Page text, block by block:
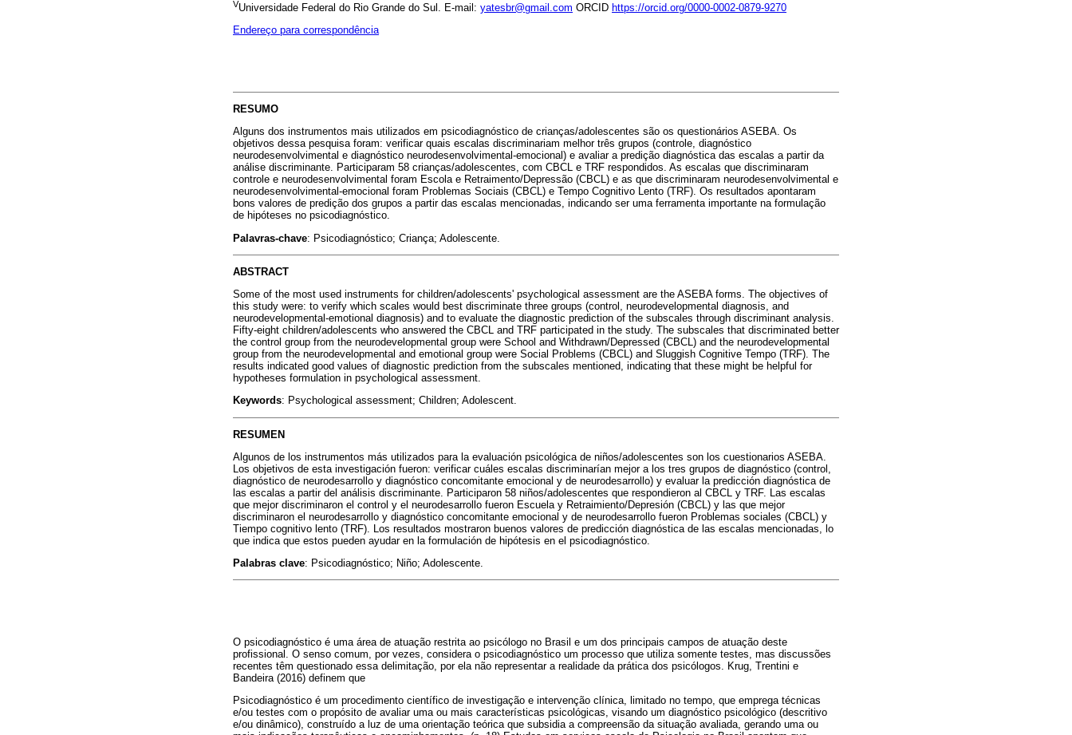
VUniversidade Federal do Rio Grande do Sul. E-mail: yatesbr@gmail.com ORCID https://orcid.org/0000-0002-0879-9270
Endereço para correspondência
RESUMO
Alguns dos instrumentos mais utilizados em psicodiagnóstico de crianças/adolescentes são os questionários ASEBA. Os
objetivos dessa pesquisa foram: verificar quais escalas discriminariam melhor três grupos (controle, diagnóstico
neurodesenvolvimental e diagnóstico neurodesenvolvimental-emocional) e avaliar a predição diagnóstica das escalas a partir da
análise discriminante. Participaram 58 crianças/adolescentes, com CBCL e TRF respondidos. As escalas que discriminaram
controle e neurodesenvolvimental foram Escola e Retraimento/Depressão (CBCL) e as que discriminaram neurodesenvolvimental e
neurodesenvolvimental-emocional foram Problemas Sociais (CBCL) e Tempo Cognitivo Lento (TRF). Os resultados apontaram
bons valores de predição dos grupos a partir das escalas mencionadas, indicando ser uma ferramenta importante na formulação
de hipóteses no psicodiagnóstico.
Palavras-chave: Psicodiagnóstico; Criança; Adolescente.
ABSTRACT
Some of the most used instruments for children/adolescents' psychological assessment are the ASEBA forms. The objectives of
this study were: to verify which scales would best discriminate three groups (control, neurodevelopmental diagnosis, and
neurodevelopmental-emotional diagnosis) and to evaluate the diagnostic prediction of the subscales through discriminant analysis.
Fifty-eight children/adolescents who answered the CBCL and TRF participated in the study. The subscales that discriminated better
the control group from the neurodevelopmental group were School and Withdrawn/Depressed (CBCL) and the neurodevelopmental
group from the neurodevelopmental and emotional group were Social Problems (CBCL) and Sluggish Cognitive Tempo (TRF). The
results indicated good values of diagnostic prediction from the subscales mentioned, indicating that these might be helpful for
hypotheses formulation in psychological assessment.
Keywords: Psychological assessment; Children; Adolescent.
RESUMEN
Algunos de los instrumentos más utilizados para la evaluación psicológica de niños/adolescentes son los cuestionarios ASEBA.
Los objetivos de esta investigación fueron: verificar cuáles escalas discriminarían mejor a los tres grupos de diagnóstico (control,
diagnóstico de neurodesarrollo y diagnóstico concomitante emocional y de neurodesarrollo) y evaluar la predicción diagnóstica de
las escalas a partir del análisis discriminante. Participaron 58 niños/adolescentes que respondieron al CBCL y TRF. Las escalas
que mejor discriminaron el control y el neurodesarrollo fueron Escuela y Retraimiento/Depresión (CBCL) y las que mejor
discriminaron el neurodesarrollo y diagnóstico concomitante emocional y de neurodesarrollo fueron Problemas sociales (CBCL) y
Tiempo cognitivo lento (TRF). Los resultados mostraron buenos valores de predicción diagnóstica de las escalas mencionadas, lo
que indica que estos pueden ayudar en la formulación de hipótesis en el psicodiagnóstico.
Palabras clave: Psicodiagnóstico; Niño; Adolescente.
O psicodiagnóstico é uma área de atuação restrita ao psicólogo no Brasil e um dos principais campos de atuação deste
profissional. O senso comum, por vezes, considera o psicodiagnóstico um processo que utiliza somente testes, mas discussões
recentes têm questionado essa delimitação, por ela não representar a realidade da prática dos psicólogos. Krug, Trentini e
Bandeira (2016) definem que
Psicodiagnóstico é um procedimento científico de investigação e intervenção clínica, limitado no tempo, que emprega técnicas
e/ou testes com o propósito de avaliar uma ou mais características psicológicas, visando um diagnóstico psicológico (descritivo
e/ou dinâmico), construído a luz de uma orientação teórica que subsidia a compreensão da situação avaliada, gerando uma ou